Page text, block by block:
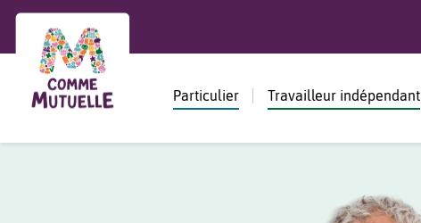
Particulier Travailleur indépendant